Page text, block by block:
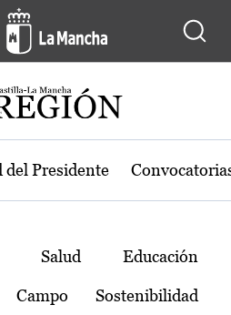
de Castilla-La
del Presidente
Salud Educación
Campo Sostenibilidad